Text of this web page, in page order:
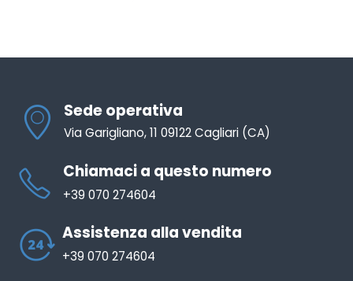
Sede operativa
Via Garigliano, 11 09122 Cagliari (CA)
Chiamaci a questo numero
+39 070 274604
Assistenza alla vendita
+39 070 274604